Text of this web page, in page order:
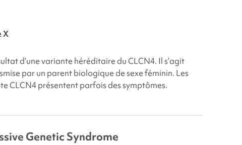
X
d’une variante héréditaire du CLCN4. Il s’agit
par un parent biologique de sexe féminin. Les
CLCN4 présentent parfois des symptômes.
Genetic Syndrome